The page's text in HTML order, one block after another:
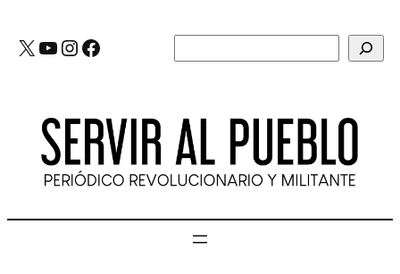
contenido
X YouTube
Instagram
Facebook